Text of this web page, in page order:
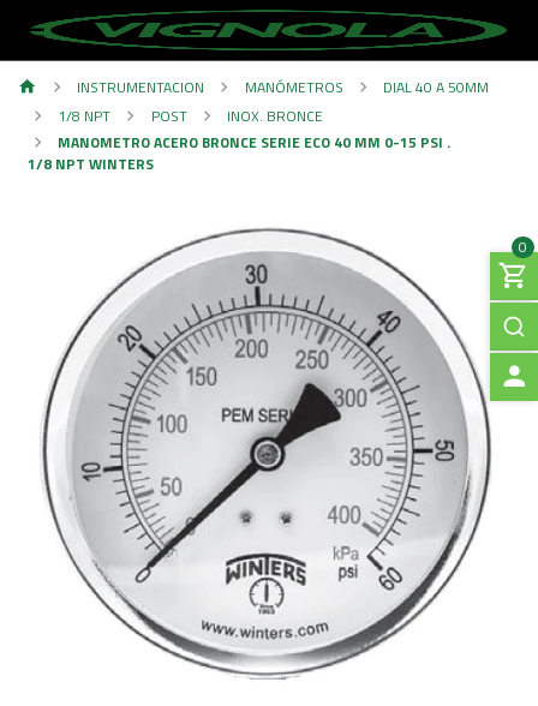
0
C
INSTRUMENTACION MANÓMETROS
DIAL 40 A 50MM
1/8 NPT
POST
INOX. BRONCE
MANOMETRO ACERO BRONCE SERIE ECO 40 MM 0-15 PSI .
1/8 NPT WINTERS